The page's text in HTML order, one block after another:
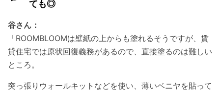
ても◎
谷さん：
「ROOMBLOOMは壁紙の上からも塗れるそうですが、賃
貸住宅では原状回復義務があるので、直接塗るのは難しい
ところ。
突っ張りウォールキットなどを使い、薄いベニヤを貼って